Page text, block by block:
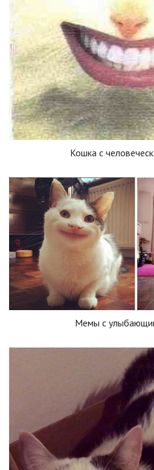
Кошка с
Мемы с